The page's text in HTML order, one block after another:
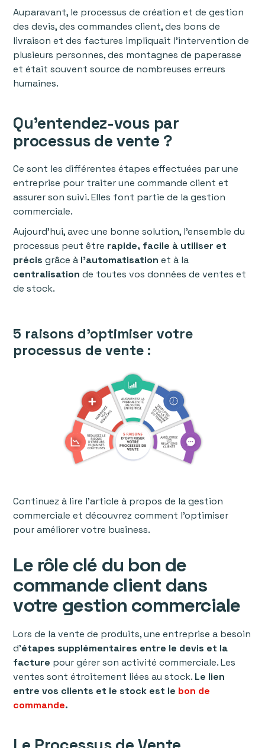
Auparavant, le processus de création et de gestion
des devis, des commandes client, des bons de
livraison et des factures impliquait l’intervention de
plusieurs personnes, des montagnes de paperasse
et était souvent source de nombreuses erreurs
humaines.
Qu'entendez-vous par
processus de vente ?
Ce sont les différentes étapes effectuées par une
entreprise pour traiter une commande client et
assurer son suivi. Elles font partie de la gestion
commerciale.
Aujourd'hui, avec une bonne solution, l'ensemble du
processus peut être rapide, facile à utiliser et
précisgrâce à l'automatisation et à la
centralisation de toutes vos données de ventes et
de stock.
5 raisons d'optimiser votre
processus de vente :
Continuez à lire l’article à propos de la gestion
commerciale et découvrez comment l'optimiser
pour améliorer votre business.
Le rôle clé du bon de
commande client dans
votre gestion commerciale
Lors de la vente de produits, une entreprise a besoin
d’étapes supplémentaires entre le devis et la
facture pour gérer son activité commerciale. Les
ventes sont étroitement liées au stock. Le lien
entre vos clients et le stock est le bon de
commande.